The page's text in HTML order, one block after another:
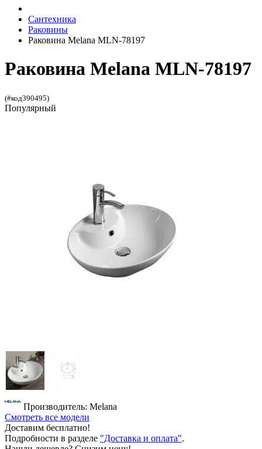
Сантехника
Раковины
Раковина Melana MLN-78197
Раковина Melana MLN-78197
(#код390495)
Популярный
Производитель: Melana
Смотреть все модели
Доставим бесплатно!
Подробности в разделе "Доставка и оплата".